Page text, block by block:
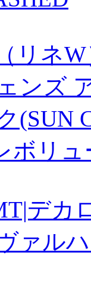
リネ
ンズ
(SUN
ボリ
デカ
ァル